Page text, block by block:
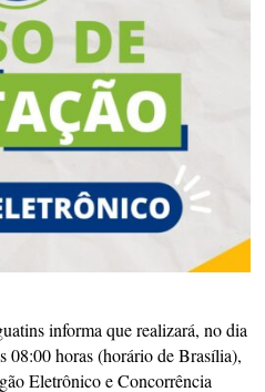
informa que realizará, no dia
08:00 horas (horário de Brasília),
Eletrônico e Concorrência